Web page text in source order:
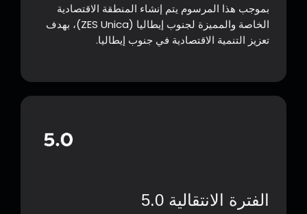
بموجب هذا المرسوم يتم إنشاء المنطقة الاقتصادية
الخاصة والمميزة لجنوب إيطاليا (ZES Unica)، بهدف
تعزيز التنمية الاقتصادية في جنوب إيطاليا.
الفترة الانتقالية 5.0